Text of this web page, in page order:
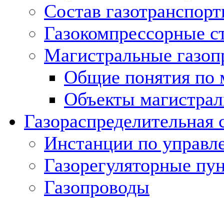
Состав
Газокомпрессорные
Магистральные
Общие понятия по
Объекты
Газораспределительная
Инстанции по
Газорегуляторные
Газопроводы